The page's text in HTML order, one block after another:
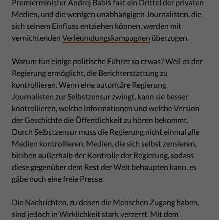
Premierminister Andrej Babiš fast ein Drittel der privaten
Medien, und die wenigen unabhängigen Journalisten, die
sich seinem Einfluss entziehen können, werden mit
vernichtenden Verleumdungskampagnen überzogen.
Warum tun einige politische Führer so etwas? Weil es der
Regierung ermöglicht, die Berichterstattung zu
kontrollieren. Wenn eine autoritäre Regierung
Journalisten zur Selbstzensur zwingt, kann sie besser
kontrollieren, welche Informationen und welche Version
der Geschichte die Öffentlichkeit zu hören bekommt.
Durch Selbstzensur muss die Regierung nicht einmal alle
Medien kontrollieren. Medien, die sich selbst zensieren,
bleiben außerhalb der Kontrolle der Regierung, sodass
diese gegenüber dem Rest der Welt behaupten kann, es
gäbe noch eine freie Presse.
Die Nachrichten, zu denen die Menschen Zugang haben,
sind jedoch in Wirklichkeit stark verzerrt. Mit dem